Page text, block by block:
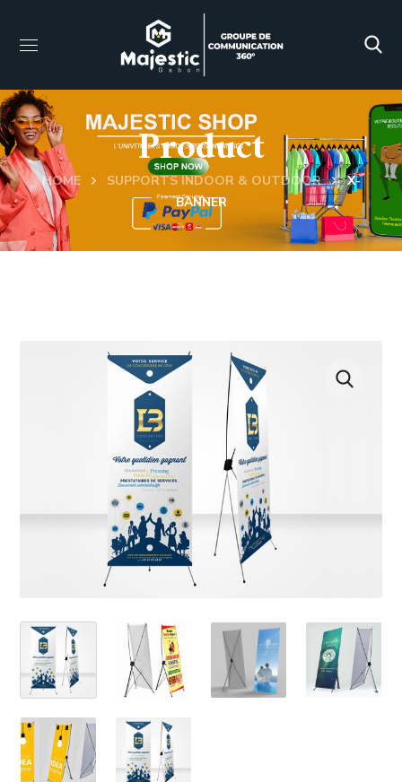
Product
HOME SUPPORTS INDOOR & OUTDOOR
X-
BANNER